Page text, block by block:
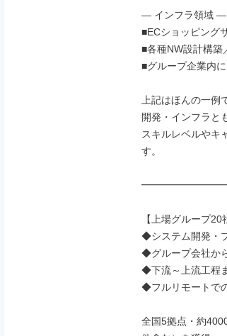
― インフラ領域 ―
■ECショッピング
■各種NW設計構築
■グループ企業内
上記はほんの一例
開発・インフラと
スキルレベルやキ
す。
【上場グループ20
◆システム開発・
◆グループ会社か
◆下流～上流工程
◆フルリモートで
全国5拠点・約